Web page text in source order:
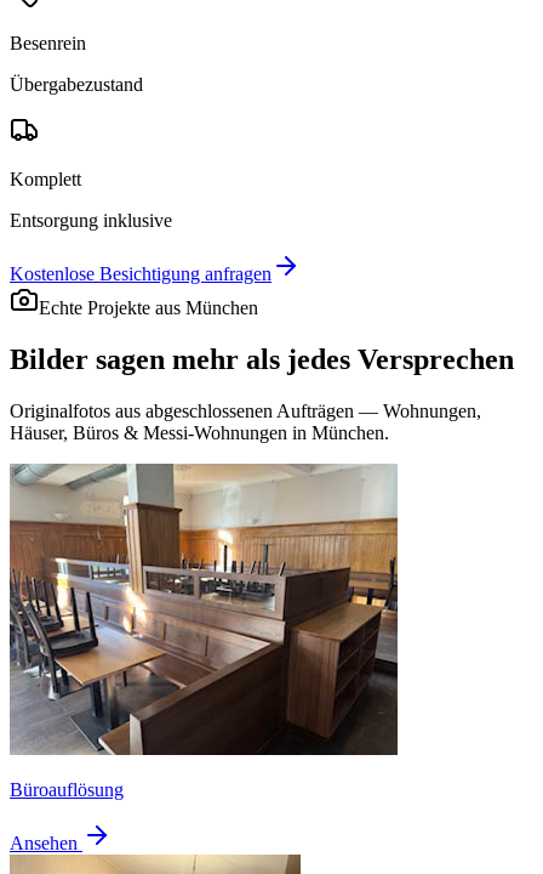
Besenrein
Übergabezustand
Komplett
Entsorgung inklusive
Kostenlose Besichtigung anfragen
Echte Projekte aus München
Bilder sagen mehr als jedes Versprechen
Originalfotos aus abgeschlossenen Aufträgen — Wohnungen,
Häuser, Büros & Messi-Wohnungen in München.
Büroauflösung
Ansehen